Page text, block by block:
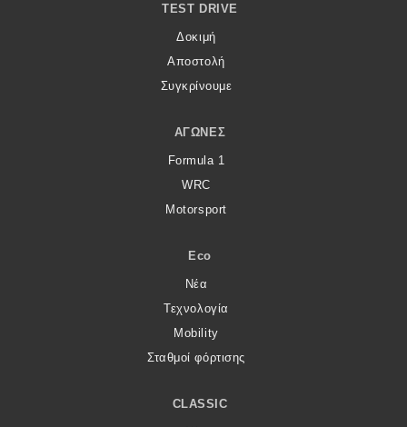
TEST DRIVE
Δοκιμή
Αποστολή
Συγκρίνουμε
ΑΓΏΝΕΣ
Formula 1
WRC
Motorsport
Eco
Νέα
Τεχνολογία
Mobility
Σταθμοί φόρτισης
CLASSIC